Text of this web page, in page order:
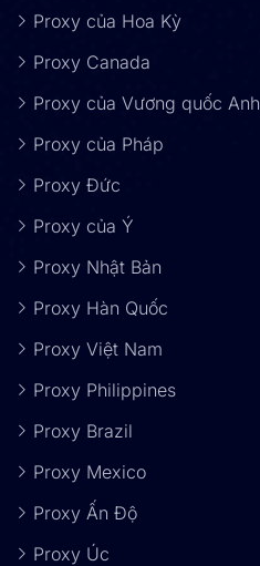
Proxy của Hoa Kỳ
Proxy Canada
Proxy của Vương quốc Anh
Proxy của Pháp
Proxy Đức
Proxy của Ý
Proxy Nhật Bản
Proxy Hàn Quốc
Proxy Việt Nam
Proxy Philippines
Proxy Brazil
Proxy Mexico
Proxy Ấn Độ
Proxy Úc